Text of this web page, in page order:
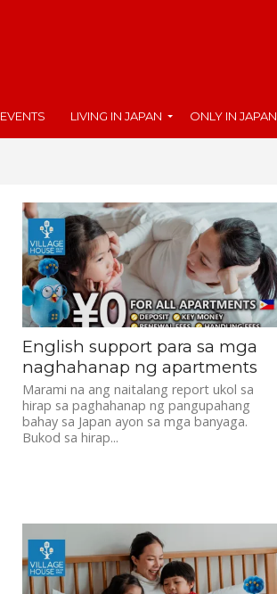
EVENTS LIVING IN JAPAN ONLY IN JAPAN
English support para sa mga
naghahanap ng apartments
Marami na ang naitalang report ukol sa
hirap sa paghahanap ng pangupahang
bahay sa Japan ayon sa mga banyaga.
Bukod sa hirap...